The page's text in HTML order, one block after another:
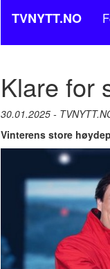
TVNYTT.NO
Klare for
30.01.2025 -
Vinterens store